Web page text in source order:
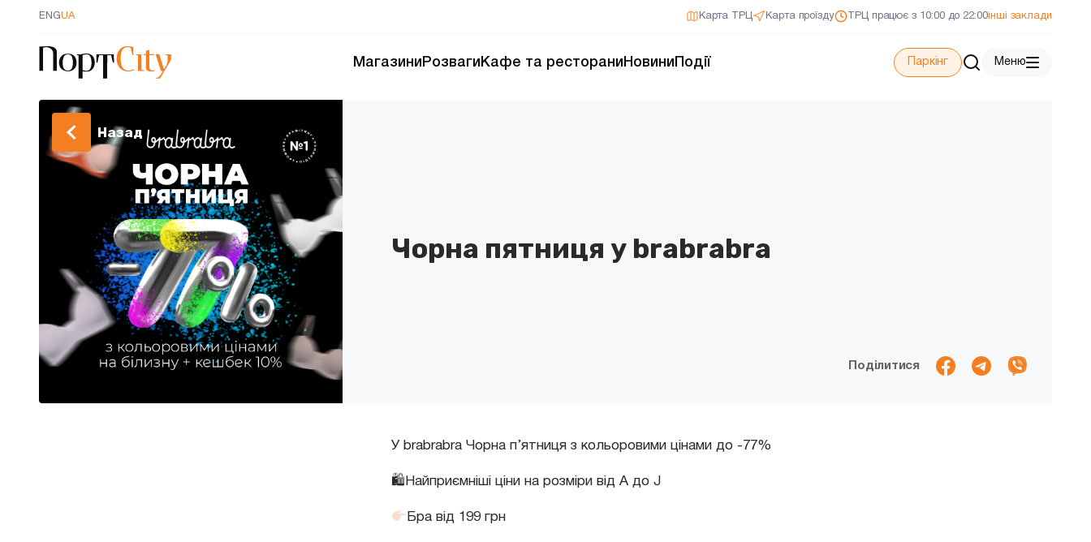
ENGUA Карта ТРЦ Карта проїзду ТРЦ працює з 10:00 до 22:00інші заклади
Магазини Розваги Кафе та ресторани Новини Події Паркінг Меню
Назад
Чорна пятниця у brabrabra
Поділитися
У brabrabra Чорна п’ятниця з кольоровими цінами до -77%
🛍Найприємніші ціни на розміри від А до J
Бра від 199 грн